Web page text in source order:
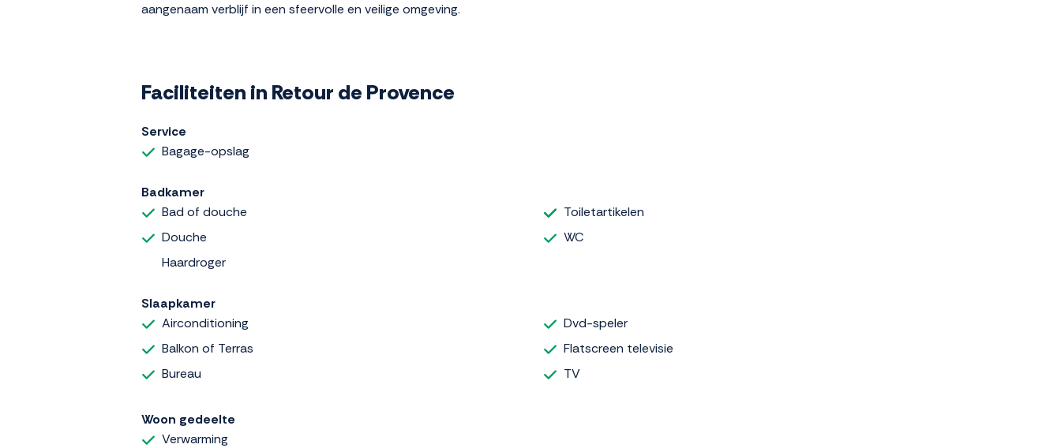
aangenaam verblijf in een sfeervolle en veilige omgeving.
Faciliteiten in Retour de Provence
Service
Bagage-opslag
Badkamer
Bad of douche
Douche
Haardroger
Toiletartikelen
WC
Slaapkamer
Airconditioning
Balkon of Terras
Bureau
Dvd-speler
Flatscreen televisie
TV
Woon gedeelte
Verwarming